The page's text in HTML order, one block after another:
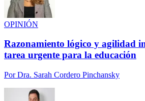
OPINIÓN
Razonamiento lógico y agilidad
tarea urgente para la educación
PorDra. Sarah Cordero Pinchansky